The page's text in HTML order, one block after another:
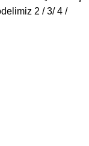
2 / 3/ 4 /